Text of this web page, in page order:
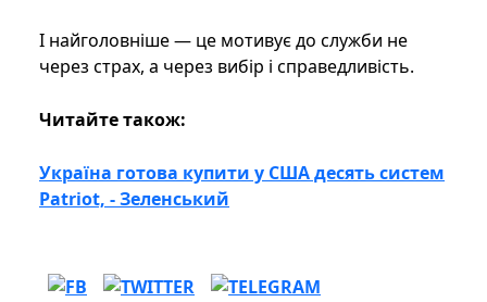
І найголовніше — це мотивує до служби не
через страх, а через вибір і справедливість.
Читайте також:
Україна готова купити у США десять систем
Patriot, - Зеленський